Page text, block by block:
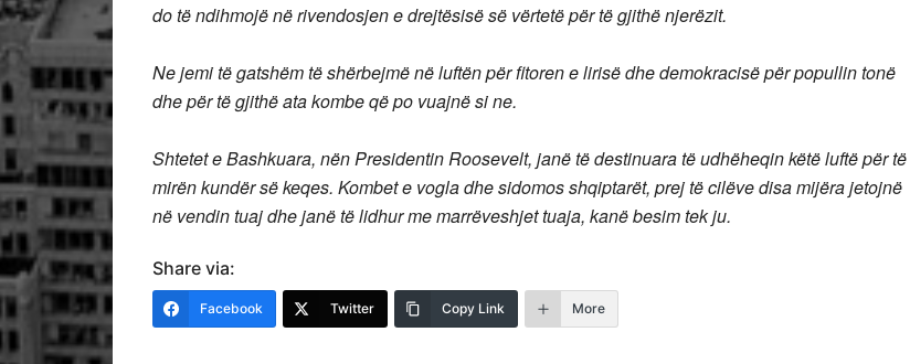
do të ndihmojë në rivendosjen e drejtësisë së vërtetë për të gjithë njerëzit.
Ne jemi të gatshëm të shërbejmë në luftën për fitoren e lirisë dhe demokracisë për popullin tonë
dhe për të gjithë ata kombe që po vuajnë si ne.
Shtetet e Bashkuara, nën Presidentin Roosevelt, janë të destinuara të udhëheqin këtë luftë për të
mirën kundër së keqes. Kombet e vogla dhe sidomos shqiptarët, prej të cilëve disa mijëra jetojnë
në vendin tuaj dhe janë të lidhur me marrëveshjet tuaja, kanë besim tek ju.
Share via:
Facebook Twitter Copy Link More